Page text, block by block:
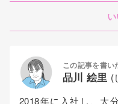
この記事を書い
品川 絵里 (
2018年に入社し、大